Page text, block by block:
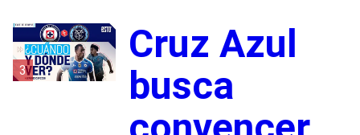
3
Cruz Azul
busca